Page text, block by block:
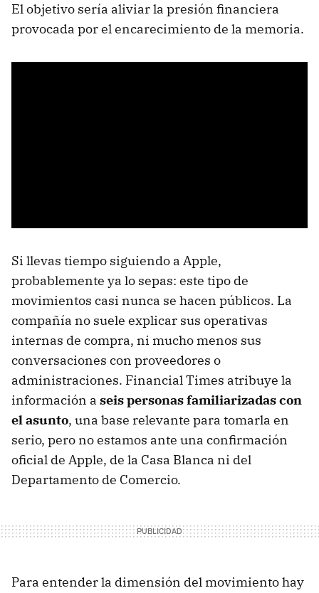
El objetivo sería aliviar la presión financiera
provocada por el encarecimiento de la memoria.
Si llevas tiempo siguiendo a Apple,
probablemente ya lo sepas: este tipo de
movimientos casi nunca se hacen públicos. La
compañía no suele explicar sus operativas
internas de compra, ni mucho menos sus
conversaciones con proveedores o
administraciones. Financial Times atribuye la
información a seis personas familiarizadas con
el asunto, una base relevante para tomarla en
serio, pero no estamos ante una confirmación
oficial de Apple, de la Casa Blanca ni del
Departamento de Comercio.
Para entender la dimensión del movimiento hay